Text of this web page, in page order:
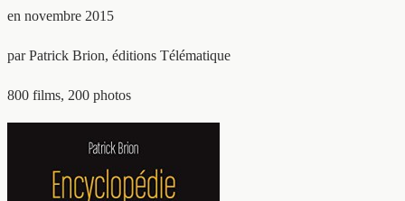
en novembre 2015
par Patrick Brion, éditions Télématique
800 films, 200 photos